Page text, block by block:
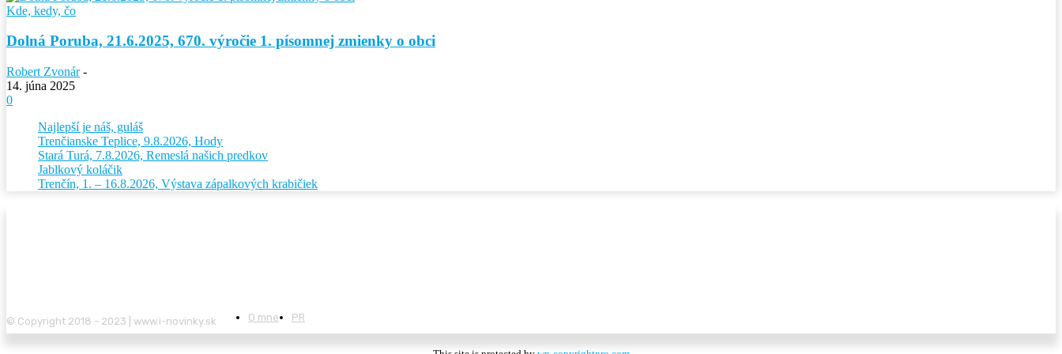
Kde, kedy, čo
Dolná Poruba, 21.6.2025, 670. výročie 1. písomnej zmienky o obci
Robert Zvonár -
14. júna 2025
0
Najlepší je náš, guláš
Trenčianske Teplice, 9.8.2026, Hody
Stará Turá, 7.8.2026, Remeslá našich predkov
Jablkový koláčik
Trenčín, 1. – 16.8.2026, Výstava zápalkových krabičiek
© Copyright 2018 - 2023 | www.i-novinky.sk O mne PR